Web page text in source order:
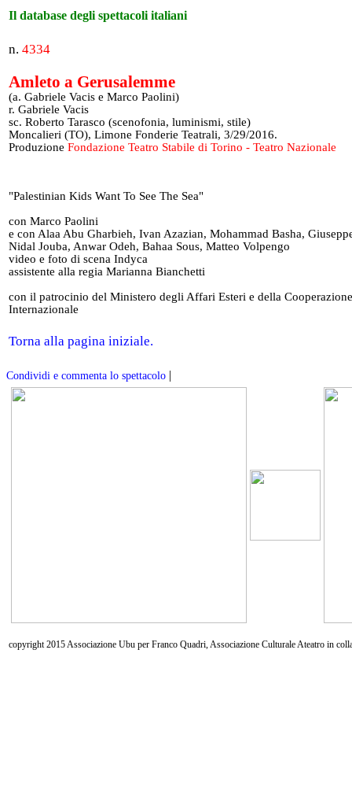
Il database degli spettacoli italiani
n. 4334
Amleto a Gerusalemme
(a. Gabriele Vacis e Marco Paolini)
r. Gabriele Vacis
sc. Roberto Tarasco (scenofonia, luminismi, stile)
Moncalieri (TO), Limone Fonderie Teatrali, 3/29/2016.
Produzione Fondazione Teatro Stabile di Torino - Teatro Nazionale
"Palestinian Kids Want To See The Sea"
con Marco Paolini
e con Alaa Abu Gharbieh, Ivan Azazian, Mohammad Basha,
Nidal Jouba, Anwar Odeh, Bahaa Sous, Matteo Volpengo
video e foto di scena Indyca
assistente alla regia Marianna Bianchetti
con il patrocinio del Ministero degli Affari Esteri e della Cooperazione
Internazionale
Torna alla pagina iniziale.
Condividi e commenta lo spettacolo |
copyright 2015 Associazione Ubu per Franco Quadri, Associazione Culturale Ateatro in